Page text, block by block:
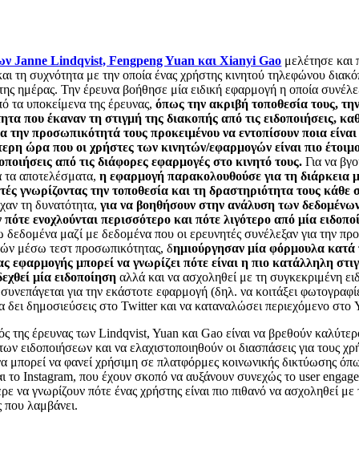
Janne Lindqvist, Fengpeng Yuan και Xianyi Gao μελέτησε και
τη συχνότητα με την οποία ένας χρήστης κινητού τηλεφώνου
ημέρας. Την έρευνα βοήθησε μία ειδική εφαρμογή η οποία
τα υποκείμενα της έρευνας,όπως την ακριβή τοποθεσία τους,
που έκαναν τη στιγμή της διακοπής από τις ειδοποιήσεις,
την προσωπικότητά τους προκειμένου να εντοπίσουν ποια
ώρα που οι χρήστες των κινητών/εφαρμογών είναι πιο
από τις διάφορες εφαρμογές στο κινητό τους. Για να
τα αποτελέσματα,η εφαρμογή παρακολουθούσε για τη διάρκεια
γνωρίζοντας την τοποθεσία και τη δραστηριότητα τους κάθε
τη δυνατότητα,για να βοηθήσουν στην ανάλυση των
ενοχλούνται περισσότερο και πότε λιγότερο από μία
μαζί με δεδομένα που οι ερευνητές συνέλεξαν για την
μέσω τεστ προσωπικότητας, δημιούργησαν μία φόρμουλα κατά
εφαρμογής μπορεί να γνωρίζει πότε είναι η πιο κατάλληλη
μία ειδοποίηση αλλά και να ασχοληθεί με τη συγκεκριμένη
για την εκάστοτε εφαρμογή (δηλ. να κοιτάξει
δει δημοσιεύσεις στο Twitter και να καταναλώσει περιεχόμενο στο
της έρευνας των Lindqvist, Yuan και Gao είναι να βρεθούν
ειδοποιήσεων και να ελαχιστοποιηθούν οι διασπάσεις για τους
μπορεί να φανεί χρήσιμη σε πλατφόρμες κοινωνικής δικτύωσης
το Instagram, που έχουν σκοπό να αυξάνουν συνεχώς τo user
να γνωρίζουν πότε ένας χρήστης είναι πιο πιθανό να ασχοληθεί με
που λαμβάνει.